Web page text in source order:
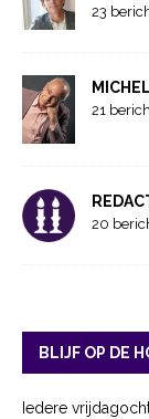
23
21
20
BLIJF OP DE
Iedere